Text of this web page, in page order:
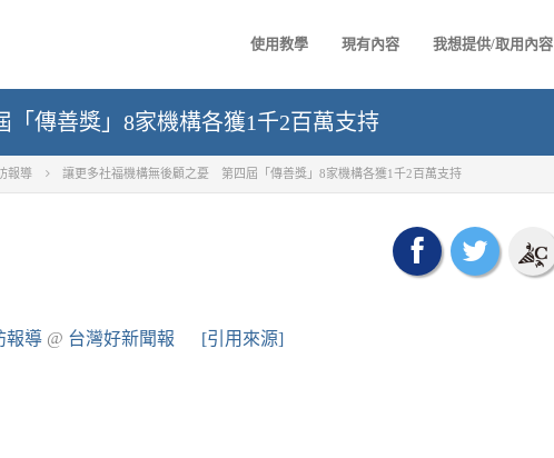
使用教學 現有內容 我想提供/取用內容
傳善獎」8家機構各獲1千2百萬支持
報導 讓更多社福機構無後顧之憂 第四屆「傳善獎」8家機構各獲1千2百萬支持
報導 @ 台灣好新聞報 [引用來源]